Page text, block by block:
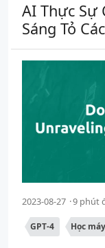
AI Thực Sự
Sáng Tỏ
2023-08-27 9 phút
GPT-4 Học máy